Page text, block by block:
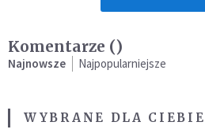
Komentarze ()
Najnowsze Najpopularniejsze
WYBRANE DLA CIEBIE